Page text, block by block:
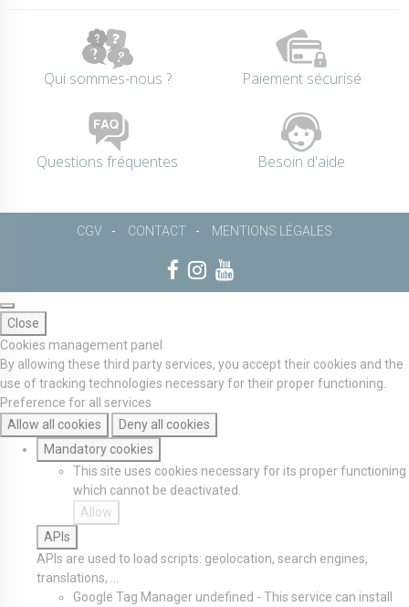
Qui sommes-nous ? Paiement sécurisé
Questions fréquentes Besoin d'aide
CGV CONTACT MENTIONS LÉGALES
Close
Cookies management panel
By allowing these third party services, you accept their cookies and the
use of tracking technologies necessary for their proper functioning.
Preference for all services
Allow all cookies
Deny all cookies
Mandatory cookies
This site uses cookies necessary for its proper functioning
which cannot be deactivated.
Allow
APIs
APIs are used to load scripts: geolocation, search engines,
translations, ...
Google Tag Manager undefined - This service can install